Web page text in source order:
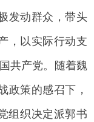
发动群众，带头
，以实际行动支
共产党。随着魏
政策的感召下，
组织决定派郭书